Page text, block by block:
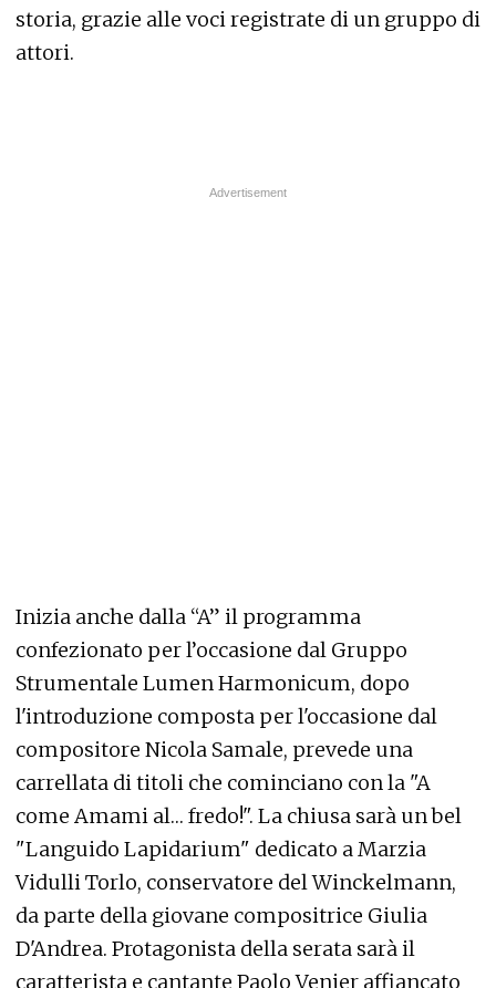
storia, grazie alle voci registrate di un gruppo di
attori.
Inizia anche dalla “A” il programma
confezionato per l’occasione dal Gruppo
Strumentale Lumen Harmonicum, dopo
l'introduzione composta per l'occasione dal
compositore Nicola Samale, prevede una
carrellata di titoli che cominciano con la "A
come Amami al… fredo!". La chiusa sarà un bel
"Languido Lapidarium" dedicato a Marzia
Vidulli Torlo, conservatore del Winckelmann,
da parte della giovane compositrice Giulia
D'Andrea. Protagonista della serata sarà il
caratterista e cantante Paolo Venier affiancato